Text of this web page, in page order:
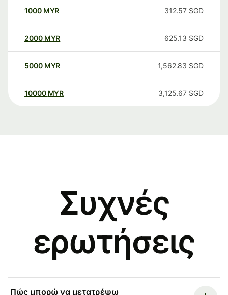
1000 MYR 312.57 SGD
2000 MYR 625.13 SGD
5000 MYR 1,562.83 SGD
10000 MYR 3,125.67 SGD
Συχνές
ερωτήσεις
Πώς μπορώ να μετατρέψω